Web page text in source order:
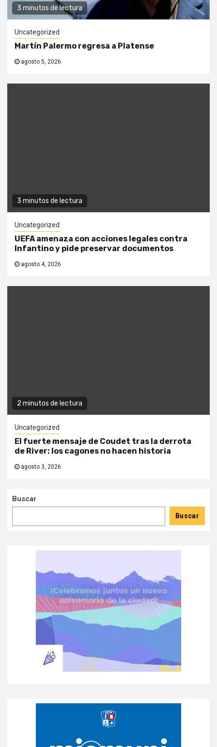
3 minutos de lectura
Uncategorized
Martín Palermo regresa a Platense
agosto 5, 2026
3 minutos de lectura
Uncategorized
UEFA amenaza con acciones legales contra
Infantino y pide preservar documentos
agosto 4, 2026
2 minutos de lectura
Uncategorized
El fuerte mensaje de Coudet tras la derrota
de River: los cagones no hacen historia
agosto 3, 2026
Buscar
Buscar